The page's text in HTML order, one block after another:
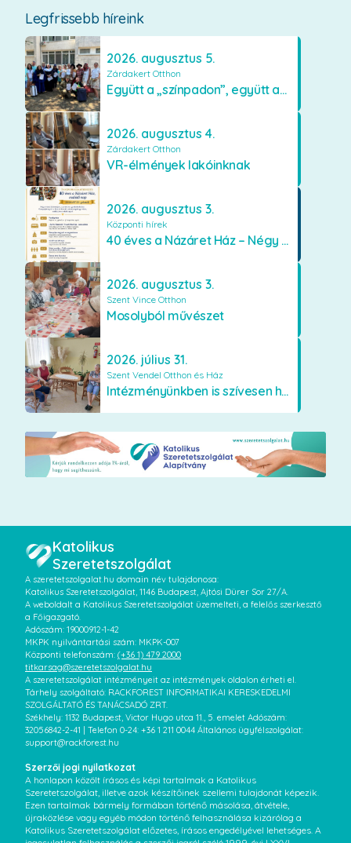
Legfrissebb híreink
2026. augusztus 5.
Zárdakert Otthon
Együtt a „színpadon”, együtt az élményekért 🎭✨
2026. augusztus 4.
Zárdakert Otthon
VR-élmények lakóinknak
2026. augusztus 3.
Központi hírek
40 éves a Názáret Ház – Négy évtized szeretetben és gondoskodásban
2026. augusztus 3.
Szent Vince Otthon
Mosolyból művészet
2026. július 31.
Szent Vendel Otthon és Ház
Intézményünkben is szívesen használják a VR szemüveget
Katolikus
Szeretetszolgálat
A szeretetszolgalat.hu domain név tulajdonosa:
Katolikus Szeretetszolgálat, 1146 Budapest, Ajtósi Dürer Sor 27/A.
A weboldalt a Katolikus Szeretetszolgálat üzemelteti, a felelős szerkesztő
a Főigazgató.
Adószám: 19000912-1-42
MKPK nyilvántartási szám: MKPK-007
Központi telefonszám: (+36 1) 479 2000
titkarsag@szeretetszolgalat.hu
A szeretetszolgálat intézményeit az intézmények oldalon érheti el.
Tárhely szolgáltató: RACKFOREST INFORMATIKAI KERESKEDELMI
SZOLGÁLTATÓ ÉS TANÁCSADÓ ZRT.
Székhely: 1132 Budapest, Victor Hugo utca 11., 5. emelet Adószám:
32056842-2-41 | Telefon 0-24: +36 1 211 0044 Általános ügyfélszolgálat:
support@rackforest.hu
Szerzői jogi nyilatkozat
A honlapon közölt írásos és képi tartalmak a Katolikus
Szeretetszolgálat, illetve azok készítőinek szellemi tulajdonát képezik.
Ezen tartalmak bármely formában történő másolása, átvétele,
újraközlése vagy egyéb módon történő felhasználása kizárólag a
Katolikus Szeretetszolgálat előzetes, írásos engedélyével lehetséges. A